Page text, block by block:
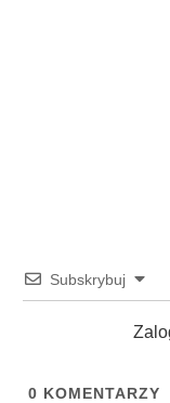
Subskrybuj
0 KOMENTARZY